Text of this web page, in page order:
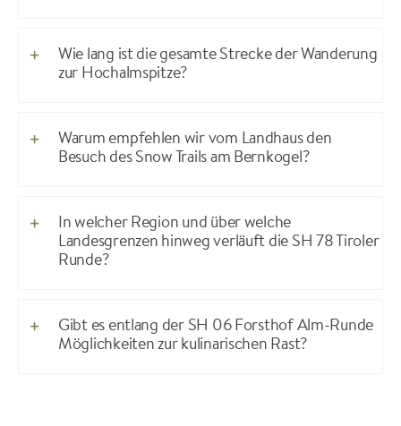
Wie lang ist die gesamte Strecke der Wanderung
zur Hochalmspitze?
Warum empfehlen wir vom Landhaus den
Besuch des Snow Trails am Bernkogel?
In welcher Region und über welche
Landesgrenzen hinweg verläuft die SH 78 Tiroler
Runde?
Gibt es entlang der SH 06 Forsthof Alm-Runde
Möglichkeiten zur kulinarischen Rast?